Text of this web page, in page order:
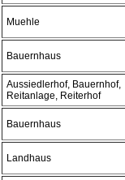
Muehle
Bauernhaus
Aussiedlerhof, Bauernhof,
Reitanlage, Reiterhof
Bauernhaus
Landhaus